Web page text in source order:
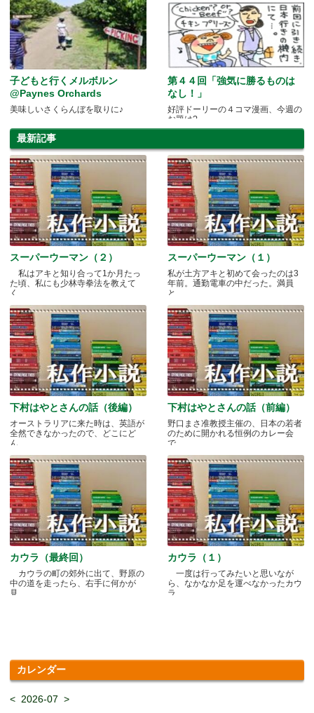
子どもと行くメルボルン
@Paynes Orchards
美味しいさくらんぼを取りに♪
第４４回「強気に勝るものは
なし！」
好評ドーリーの４コマ漫画、今週の
お題は?
最新記事
スーパーウーマン（２）
私はアキと知り合って1か月たっ
た頃、私にも少林寺拳法を教えて
く.....
スーパーウーマン（１）
私が土方アキと初めて会ったのは3
年前。通勤電車の中だった。満員
と.....
下村はやとさんの話（後編）
オーストラリアに来た時は、英語が
全然できなかったので、どこにど
ん.....
下村はやとさんの話（前編）
野口まさ准教授主催の、日本の若者
のために開かれる恒例のカレー会
で.....
カウラ（最終回）
カウラの町の郊外に出て、野原の
中の道を走ったら、右手に何かが
見.....
カウラ（１）
一度は行ってみたいと思いなが
ら、なかなか足を運べなかったカウ
ラ.....
カレンダー
< 2026-07 >